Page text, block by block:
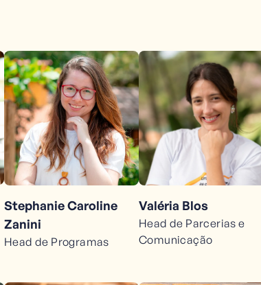
Stephanie Caroline
Zanini
Head de Programas
Valéria Blos
Head de Parcerias e
Comunicação